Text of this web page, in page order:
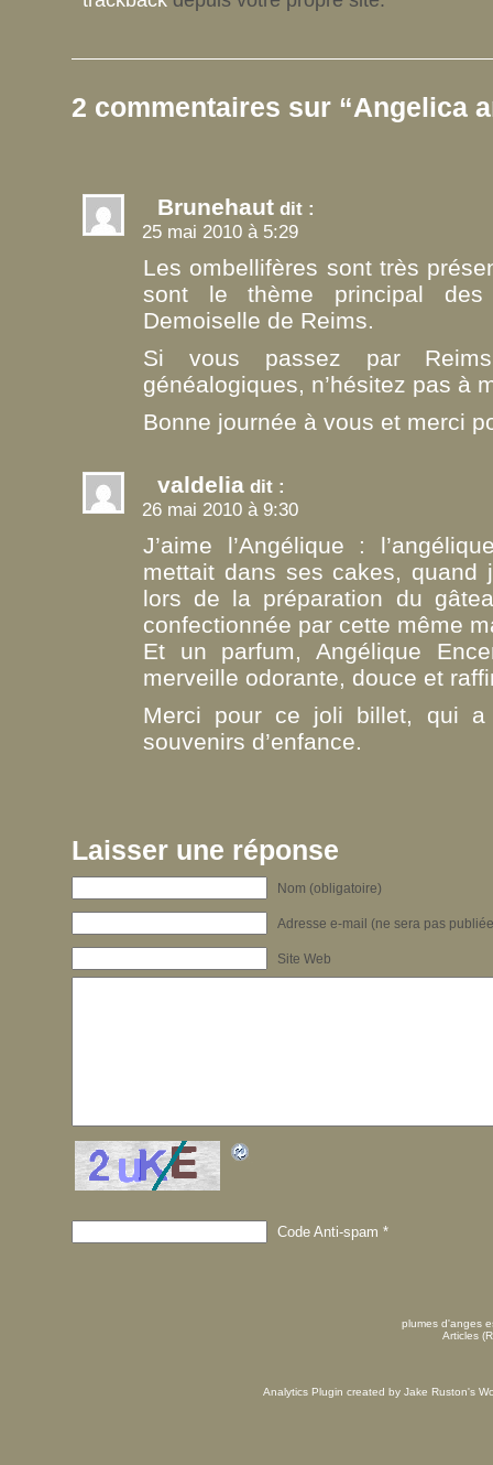
2 commentaires sur “Angelica
Brunehaut dit :
25 mai 2010 à 5:29
Les ombellifères sont très
sont le thème principal
Demoiselle de Reims.
Si vous passez par
généalogiques, n’hésitez pas à
Bonne journée à vous et merci
valdelia dit :
26 mai 2010 à 9:30
J’aime l’Angélique :
mettait dans ses cakes, quand
lors de la préparation du
confectionnée par cette même
Et un parfum, Angélique
merveille odorante, douce et
Merci pour ce joli billet, qui a
souvenirs d’enfance.
Laisser une réponse
Nom (obligatoire)
Adresse e-mail (ne sera pas
Site Web
Code Anti-spam *
plumes d'anges
Articles
Analytics Plugin created by Jake Ruston's